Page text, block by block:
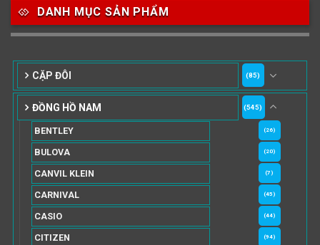
DANH MỤC SẢN PHẨM
CẶP ĐÔI (85)
ĐỒNG HỒ NAM (545)
BENTLEY (26)
BULOVA (20)
CANVIL KLEIN (7)
CARNIVAL (45)
CASIO (44)
CITIZEN (94)